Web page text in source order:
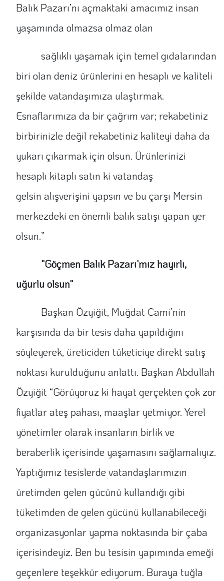
Balık Pazarı’nı açmaktaki amacımız insan
yaşamında olmazsa olmaz olan
sağlıklı yaşamak için temel gıdalarından
biri olan deniz ürünlerini en hesaplı ve kaliteli
şekilde vatandaşımıza ulaştırmak.
Esnaflarımıza da bir çağrım var; rekabetiniz
birbirinizle değil rekabetiniz kaliteyi daha da
yukarı çıkarmak için olsun. Ürünlerinizi
hesaplı kitaplı satın ki vatandaş
gelsin alışverişini yapsın ve bu çarşı Mersin
merkezdeki en önemli balık satışı yapan yer
olsun.”
"Göçmen Balık Pazarı'mız hayırlı,
uğurlu olsun"
Başkan Özyiğit, Muğdat Cami’nin
karşısında da bir tesis daha yapıldığını
söyleyerek, üreticiden tüketiciye direkt satış
noktası kurulduğunu anlattı. Başkan Abdullah
Özyiğit “Görüyoruz ki hayat gerçekten çok zor
fiyatlar ateş pahası, maaşlar yetmiyor. Yerel
yönetimler olarak insanların birlik ve
beraberlik içerisinde yaşamasını sağlamalıyız.
Yaptığımız tesislerde vatandaşlarımızın
üretimden gelen gücünü kullandığı gibi
tüketimden de gelen gücünü kullanabileceği
organizasyonlar yapma noktasında bir çaba
içerisindeyiz. Ben bu tesisin yapımında emeği
geçenlere teşekkür ediyorum. Buraya tuğla